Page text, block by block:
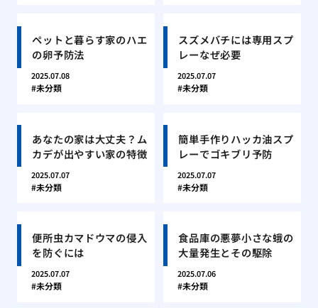
ペットと暮らす家のハエ
の卵予防法
2025.07.08
未分類
スズメバチには専用スプ
レーなぜ必要
2025.07.07
未分類
あなたの家は大丈夫？ム
カデが出やすい家の特徴
2025.07.07
未分類
簡単手作りハッカ油スプ
レーでゴキブリ予防
2025.07.07
未分類
便所虫カマドウマの侵入
を防ぐには
2025.07.07
未分類
食品庫の悪夢小さな蛾の
大量発生とその駆除
2025.07.06
未分類